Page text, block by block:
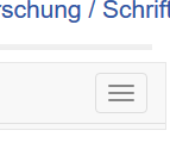
Toggle